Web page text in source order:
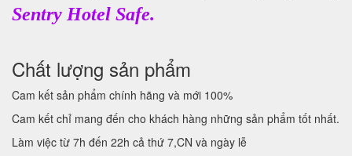
Sentry Hotel Safe.
Chất lượng sản phẩm
Cam kết sản phẩm chính hãng và mới 100%
Cam kết chỉ mang đến cho khách hàng những sản phẩm tốt nhất.
Làm việc từ 7h đến 22h cả thứ 7,CN và ngày lễ